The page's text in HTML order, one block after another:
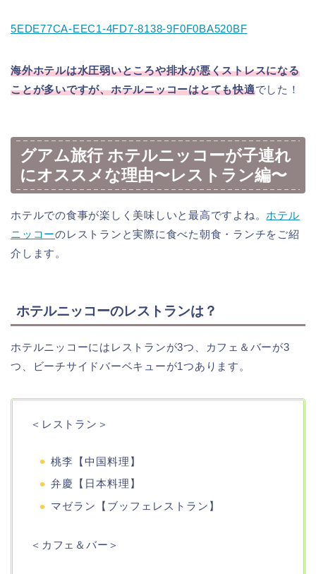
5EDE77CA-EEC1-4FD7-8138-9F0F0BA520BF
海外ホテルは水圧弱いところや排水が悪くストレスになる
ことが多いですが、ホテルニッコーはとても快適でした！
グアム旅行 ホテルニッコーが子連れ
にオススメな理由〜レストラン編〜
ホテルでの食事が楽しく美味しいと最高ですよね。 ホテル
ニッコーのレストランと実際に食べた朝食・ランチをご紹
介します。
ホテルニッコーのレストランは？
ホテルニッコーにはレストランが3つ、カフェ＆バーが3
つ、ビーチサイドバーベキューが1つあります。
＜レストラン＞
桃李【中国料理】
弁慶【日本料理】
マゼラン【ブッフェレストラン】
＜カフェ＆バー＞